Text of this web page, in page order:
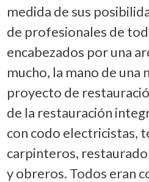
medida de sus
de profesionales de
encabezados por una
mucho, la mano de una
proyecto de
de la restauración
con codo electricistas,
carpinteros,
y obreros. Todos eran